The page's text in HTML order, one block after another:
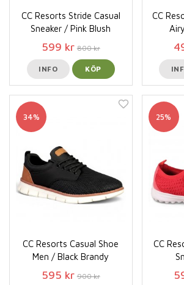
CC Resorts Stride Casual
Sneaker / Pink Blush
599 kr 800 kr
INFO KÖP
CC
34%
CC Resorts Casual Shoe
Men / Black Brandy
595 kr 900 kr
25%
CC